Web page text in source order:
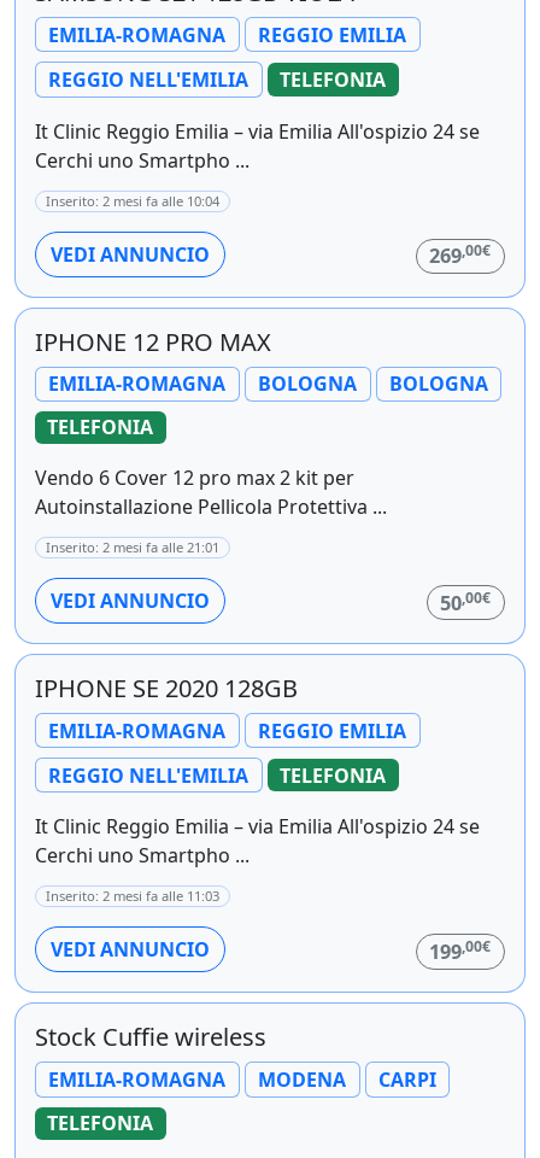
EMILIA-ROMAGNA
REGGIO EMILIA
REGGIO NELL'EMILIA
TELEFONIA
It Clinic Reggio Emilia – via Emilia All'ospizio 24 se
Cerchi uno Smartpho ...
Inserito: 2 mesi fa alle 10:04
VEDI ANNUNCIO 269,00€
IPHONE 12 PRO MAX
EMILIA-ROMAGNA BOLOGNA
BOLOGNA
TELEFONIA
Vendo 6 Cover 12 pro max 2 kit per
Autoinstallazione Pellicola Protettiva ...
Inserito: 2 mesi fa alle 21:01
VEDI ANNUNCIO 50,00€
IPHONE SE 2020 128GB
EMILIA-ROMAGNA
REGGIO EMILIA
REGGIO NELL'EMILIA
TELEFONIA
It Clinic Reggio Emilia – via Emilia All'ospizio 24 se
Cerchi uno Smartpho ...
Inserito: 2 mesi fa alle 11:03
VEDI ANNUNCIO 199,00€
Stock Cuffie wireless
EMILIA-ROMAGNA MODENA
CARPI
TELEFONIA